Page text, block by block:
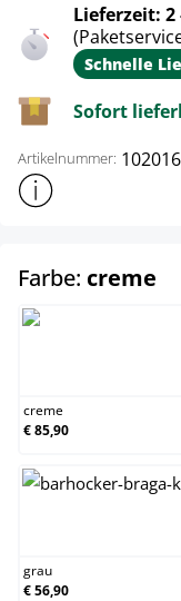
Lieferzeit: 2
Schnelle
Sofort
Artikelnummer:
Weitere
Farbe: creme
creme
€ 85,90
grau
€ 56,90